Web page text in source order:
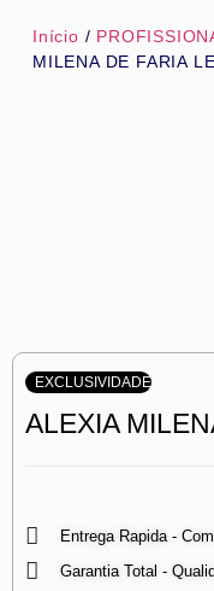
Início /
MILENA DE FARIA
EXCLUSIVIDADE
ALEXIA
Entrega Rapida -
Garantia Total -